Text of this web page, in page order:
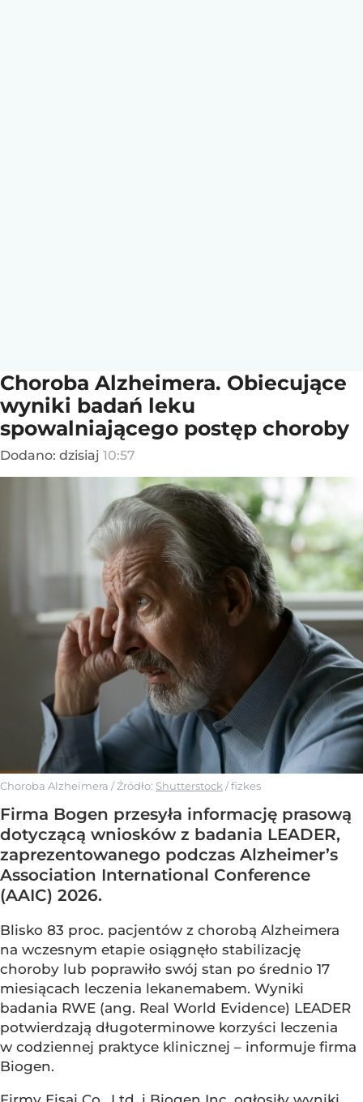
Choroba Alzheimera. Obiecujące
wyniki badań leku
spowalniającego postęp choroby
Dodano: dzisiaj 10:57
Choroba Alzheimera / Źródło: Shutterstock /fizkes
Firma Bogen przesyła informację prasową
dotyczącą wniosków z badania LEADER,
zaprezentowanego podczas Alzheimer’s
Association International Conference
(AAIC) 2026.
Blisko 83 proc. pacjentów z chorobą Alzheimera
na wczesnym etapie osiągnęło stabilizację
choroby lub poprawiło swój stan po średnio 17
miesiącach leczenia lekanemabem. Wyniki
badania RWE (ang. Real World Evidence) LEADER
potwierdzają długoterminowe korzyści leczenia
w codziennej praktyce klinicznej – informuje firma
Biogen.